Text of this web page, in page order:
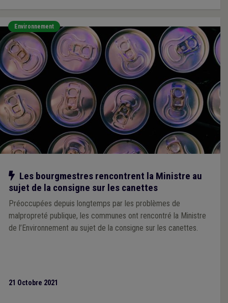
Environnement
Notre action
Les bourgmestres rencontrent la Ministre au
sujet de la consigne sur les canettes
Préoccupées depuis longtemps par les problèmes de
malpropreté publique, les communes ont rencontré la Ministre
de l’Environnement au sujet de la consigne sur les canettes.
21 Octobre 2021